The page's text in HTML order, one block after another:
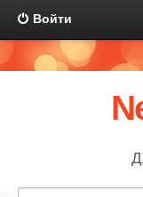
Войти